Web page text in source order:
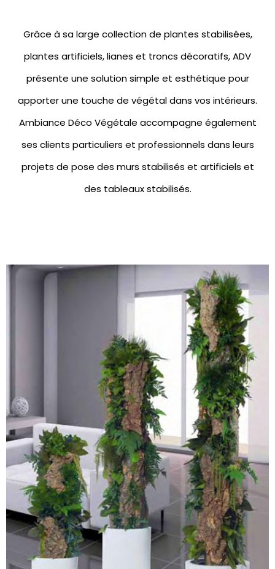
Grâce à sa large collection de plantes stabilisées,
plantes artificiels,lianes et troncs décoratifs, ADV
présente une solution simple et esthétique pour
apporter une touche de végétal dans vos intérieurs.
Ambiance Déco Végétale accompagne également
ses clients particuliers et professionnels dans leurs
projets de pose des murs stabilisés et artificiels et
des tableaux stabilisés.
PLANTES STABILISÉES